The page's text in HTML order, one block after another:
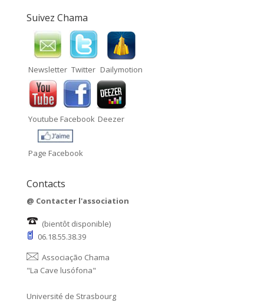
Suivez Chama
Newsletter Twitter Dailymotion
Youtube Facebook Deezer
Page Facebook
Contacts
@ Contacter l'association
(bientôt disponible)
06.18.55.38.39
Associação Chama
"La Cave lusófona"
Université de Strasbourg